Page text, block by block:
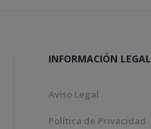
INFORMACIÓN LEGAL
Aviso Legal
Política de Privacidad